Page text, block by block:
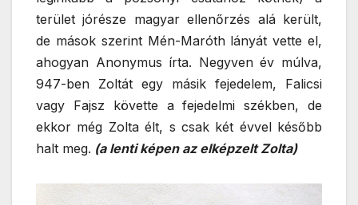
terület jórésze magyar ellenőrzés alá került,
de mások szerint Mén-Maróth lányát vette el,
ahogyan Anonymus írta. Negyven év múlva,
947-ben Zoltát egy másik fejedelem, Falicsi
vagy Fajsz követte a fejedelmi székben, de
ekkor még Zolta élt, s csak két évvel később
halt meg. (a lenti képen az elképzelt Zolta)